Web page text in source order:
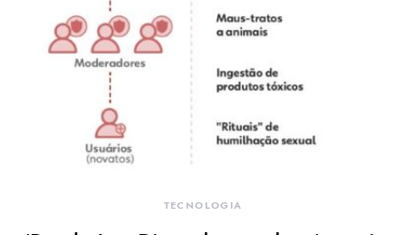
TECNOLOGIA